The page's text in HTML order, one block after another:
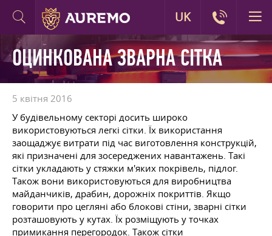
ОЦИНКОВАНА ЗВАРНА СІТКА
5 квітня 2016
У будівельному секторі досить широко
використовуються легкі сітки. Їх використання
заощаджує витрати під час виготовлення конструкцій,
які призначені для зосереджених навантажень. Такі
сітки укладають у стяжки м'яких покрівель, підлог.
Також вони використовуються для виробництва
майданчиків, драбин, дорожніх покриттів. Якщо
говорити про цегляні або блокові стіни, зварні сітки
розташовують у кутах. Їх розміщують у точках
примикання перегородок. Також сітки
UK